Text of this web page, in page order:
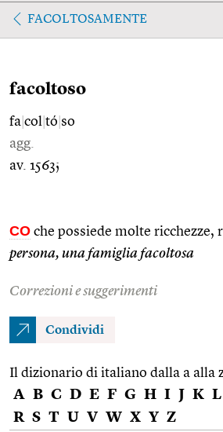
FACOLTOSAMENTE
facoltoso
fa col tó so
agg.
av. 1563;
CO che possiede molte ricchezze,
persona, una famiglia facoltosa
Correzioni e suggerimenti
Condividi
Il dizionario di italiano dalla a alla
A B C D E F G H I J K L
R S T U V W X Y Z